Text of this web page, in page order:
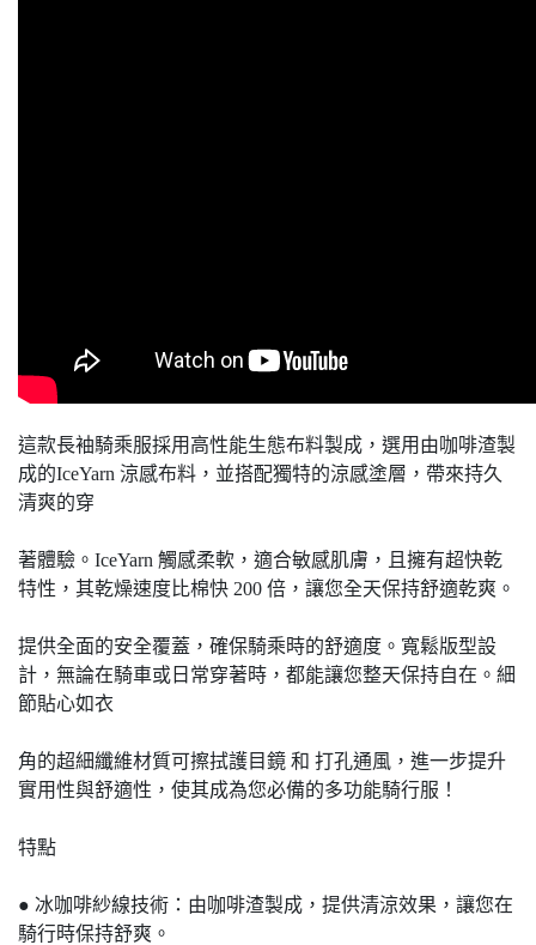
這款長袖騎乘服採用高性能生態布料製成，選用由咖啡渣製
成的IceYarn 涼感布料，並搭配獨特的涼感塗層，帶來持久
清爽的穿
著體驗。IceYarn 觸感柔軟，適合敏感肌膚，且擁有超快乾
特性，其乾燥速度比棉快 200 倍，讓您全天保持舒適乾爽。
提供全面的安全覆蓋，確保騎乘時的舒適度。寬鬆版型設
計，無論在騎車或日常穿著時，都能讓您整天保持自在。細
節貼心如衣
角的超細纖維材質可擦拭護目鏡 和 打孔通風，進一步提升
實用性與舒適性，使其成為您必備的多功能騎行服！
特點
● 冰咖啡紗線技術：由咖啡渣製成，提供清涼效果，讓您在
騎行時保持舒爽。